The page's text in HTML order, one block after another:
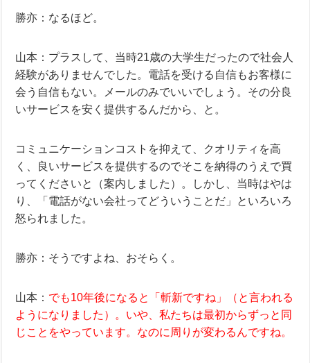
勝亦：なるほど。
山本：プラスして、当時21歳の大学生だったので社会人
経験がありませんでした。電話を受ける自信もお客様に
会う自信もない。メールのみでいいでしょう。その分良
いサービスを安く提供するんだから、と。
コミュニケーションコストを抑えて、クオリティを高
く、良いサービスを提供するのでそこを納得のうえで買
ってくださいと（案内しました）。しかし、当時はやは
り、「電話がない会社ってどういうことだ」といろいろ
怒られました。
勝亦：そうですよね、おそらく。
山本： でも10年後になると「斬新ですね」（と言われる
ようになりました）。いや、私たちは最初からずっと同
じことをやっています。なのに周りが変わるんですね。